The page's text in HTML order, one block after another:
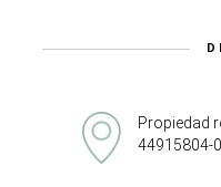
Propiedad
44915804-